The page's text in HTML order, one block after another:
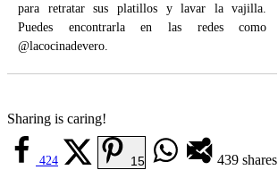
para retratar sus platillos y lavar la vajilla.
Puedes encontrarla en las redes como
@lacocinadevero.
Sharing is caring!
439 shares
424 15